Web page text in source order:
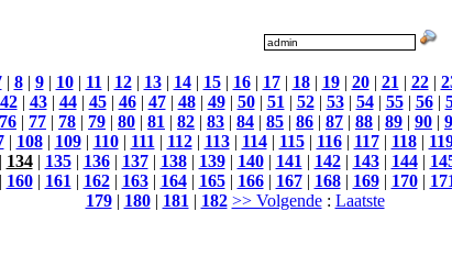
| 8| 9| 10| 11| 12| 13| 14| 15| 16| 17| 18| 19| 20| 21| 22|
42| 43| 44| 45| 46| 47| 48| 49| 50| 51| 52| 53| 54| 55| 56|
76 | 77 | 78 | 79 | 80 | 81 | 82 | 83 | 84 | 85 | 86 | 87 | 88 | 89 | 90 |
| 108| 109| 110| 111| 112| 113| 114| 115| 116| 117| 118|
134| 135| 136| 137| 138| 139| 140| 141| 142| 143| 144|
160| 161| 162| 163| 164| 165| 166| 167| 168| 169| 170|
179| 180| 181| 182 >> Volgende: Laatste